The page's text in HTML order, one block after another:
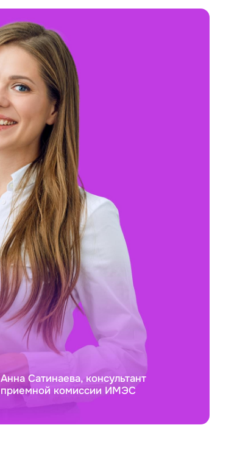
Анна Сатинаева, консультант
приемной комиссии ИМЭС